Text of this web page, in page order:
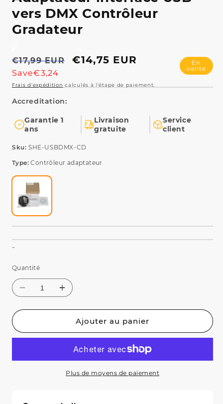
Prix
habituel
€17,99 EUR
Prix
€14,75 EUR
Save€3,24
En
vente
Garantie 1
ans
Livraison
gratuite
Service
client
Type:Contrôleur adaptateur
la
Ajouter au panier
Plus de moyens de paiement